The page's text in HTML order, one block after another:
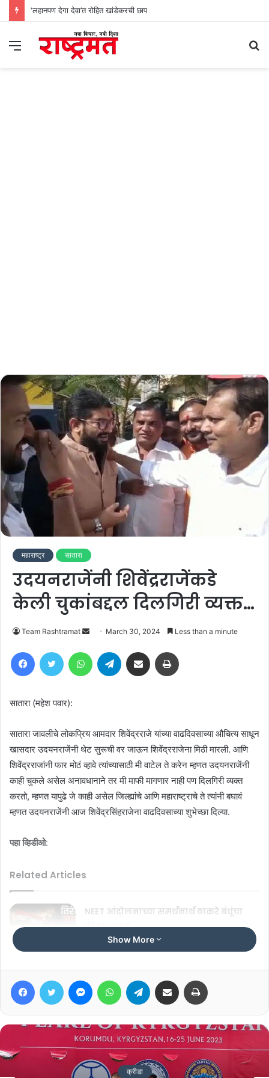
‘लहानपण देगा देवा’त रोहित खांडेकरची छाप
Menu
महाराष्ट्र सातारा
उदयनराजेंनी शिवेंद्रराजेंकडे
केली चुकांबद्दल दिलगिरी व्यक्त…
Team Rashtramat
Send
email
March 30, 2024 Less than a minute
FacebookTwitter WhatsAppTelegram Share via Email
सातारा (महेश पवार):
सातारा जावलीचे लोकप्रिय आमदार शिवेंद्रराजे यांच्या वाढदिवसाच्या औचित्य साधून
खासदार उदयनराजेंनी थेट सुरूची वर जाऊन शिवेंद्रराजेना मिठी मारली. आणि
शिवेंद्रराजांनी फार मोठं व्हावे त्यांच्यासाठी मी वाटेल ते करेन म्हणत उदयनराजेंनी
काही चुकले असेल अनावधानाने तर मी माफी मागणार नाही पण दिलगिरी व्यक्त
करतो, म्हणत यापुढे जे काही असेल जिल्ह्यांचे आणि महाराष्ट्राचे ते त्यांनी बघावं
म्हणत उदयनराजेंनी आज शिवेंद्रसिंहराजेना वाढदिवसाच्या शुभेच्छा दिल्या.
पहा व्हिडीओ:
Related Articles
NEET आंदोलनाच्या समर्थनार्थ ठाकरे बंधूंचा
‘तिरंगा मार्च’
July 25, 2026
‘आदेश देणाऱ्यांवर कारवाई का नाही?’
July 24, 2026
Show More
FacebookTwitter MessengerWhatsAppTelegram Share via Email
क्रीडा